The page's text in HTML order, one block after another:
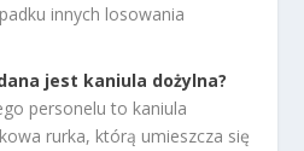
innych losowania
jest kaniula dożylna?
personelu to kaniula
rurka, którą umieszcza się